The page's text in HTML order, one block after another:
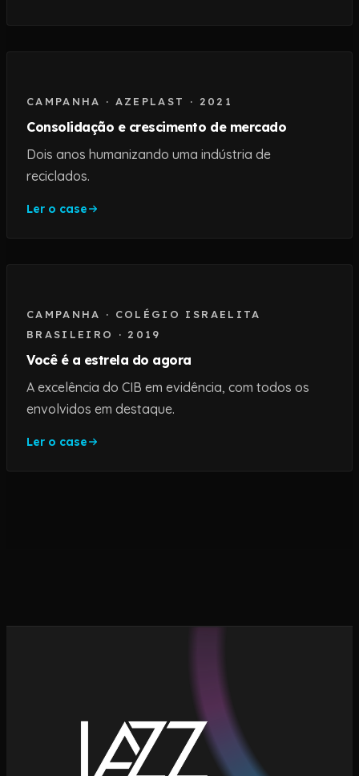
CAMPANHA · AZEPLAST · 2021
Consolidação e crescimento de mercado
Dois anos humanizando uma indústria de
reciclados.
Ler o case
CAMPANHA · COLÉGIO ISRAELITA
BRASILEIRO
· 2019
Você é a estrela do agora
A excelência do CIB em evidência, com todos os
envolvidos em destaque.
Ler o case